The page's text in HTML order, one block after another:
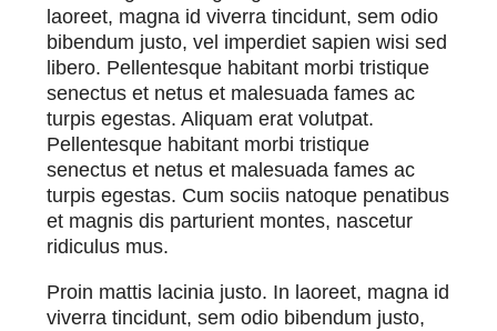
laoreet, magna id viverra tincidunt, sem odio
bibendum justo, vel imperdiet sapien wisi sed
libero. Pellentesque habitant morbi tristique
senectus et netus et malesuada fames ac
turpis egestas. Aliquam erat volutpat.
Pellentesque habitant morbi tristique
senectus et netus et malesuada fames ac
turpis egestas. Cum sociis natoque penatibus
et magnis dis parturient montes, nascetur
ridiculus mus.
Proin mattis lacinia justo. In laoreet, magna id
viverra tincidunt, sem odio bibendum justo,